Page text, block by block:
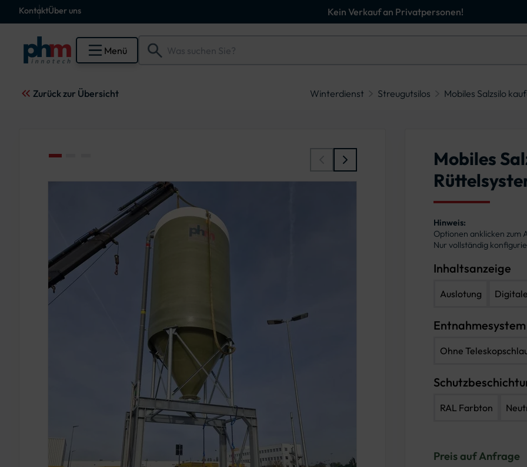
KontaktÜber uns Kein Verkauf an Privatpersonen!
Menü
Zurück zur Übersicht Winterdienst Streugutsilos Mobiles Salzsilo
Mobiles
Hinweis:
Optionen anklicken zum
Nur vollständig
Inhaltsanzeige
Auslotung
Entnahmesystem
Ohne
RAL Farbton
Preis auf Anfrage